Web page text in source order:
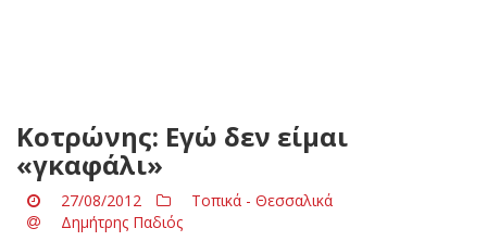
Κοτρώνης: Εγώ δεν είμαι
«γκαφάλι»
27/08/2012
Τοπικά - Θεσσαλικά
Δημήτρης Παδιός